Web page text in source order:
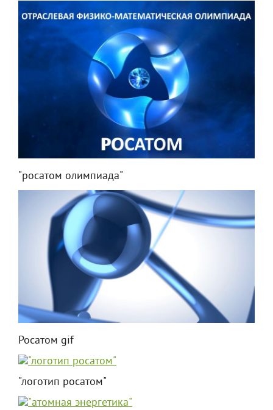
"росатом олимпиада"
Росатом gif
"логотип росатом"